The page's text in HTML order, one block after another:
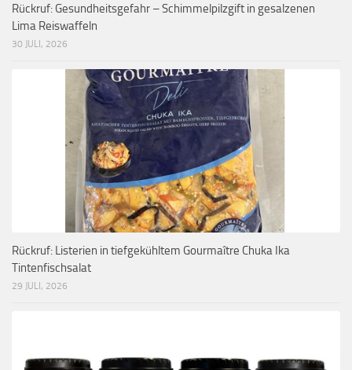
Rückruf: Gesundheitsgefahr – Schimmelpilzgift in gesalzenen
Lima Reiswaffeln
30 JULI, 2026
Rückruf: Listerien in tiefgekühltem Gourmaître Chuka Ika
Tintenfischsalat
29 JULI, 2026